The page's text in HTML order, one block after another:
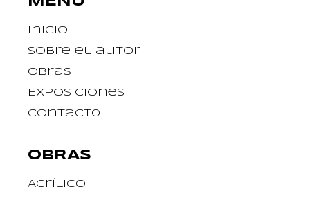
Inicio
Sobre el autor
Obras
Exposiciones
Contact0
OBRAS
Acrílico